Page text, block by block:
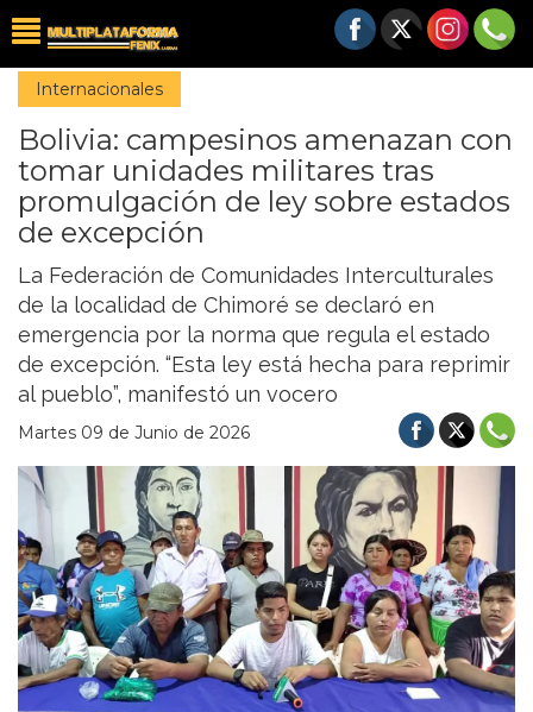
Internacionales
Bolivia: campesinos amenazan con
tomar unidades militares tras
promulgación de ley sobre estados
de excepción
La Federación de Comunidades Interculturales
de la localidad de Chimoré se declaró en
emergencia por la norma que regula el estado
de excepción. “Esta ley está hecha para reprimir
al pueblo”, manifestó un vocero
Martes 09 de Junio de 2026